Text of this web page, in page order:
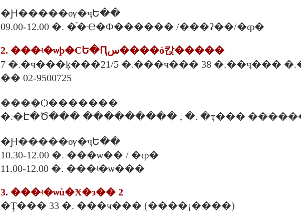
�Ԩ�����ѹ�ҷԵ��
09.00-12.00 �. �֡�Ҿ�Ф������ /���ʡ��/�ȹ�
2. ���ʵ�ѡþ�СԵ�Ԥس����ó칹�����
7 �.�ҹ���ķ���21/5 �.���ҹ��� 38 �.��ҷ���
�� 02-9500725
����Ѻ�������
�.�Է�Ծ��� ��������� , �. �ҭ���
�Ԩ�����ѹ�ҷԵ��
10.30-12.00 �. ���ѡ�� / �ȹ�
11.00-12.00 �. ���ʵ�ѡ���
3. ���ʵ�ѡù�Ӿ�з�� 2
�Ţ��� 33 �. ���ҹ��� (����¡����)